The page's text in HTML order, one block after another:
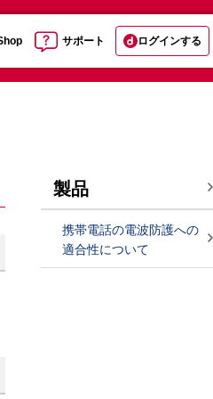
サポート ログインする
製品
携帯電話の電波防護への
適合性について